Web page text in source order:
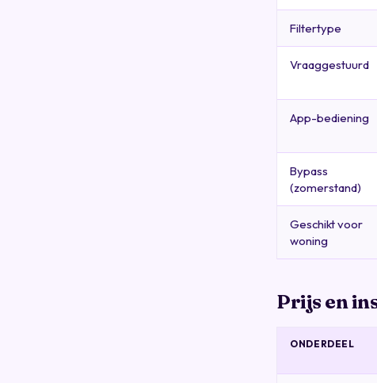
Filtertype
Vraaggestuurd
App-bediening
Bypass
(zomerstand)
Geschikt voor
woning
Prijs en
ONDERDEEL